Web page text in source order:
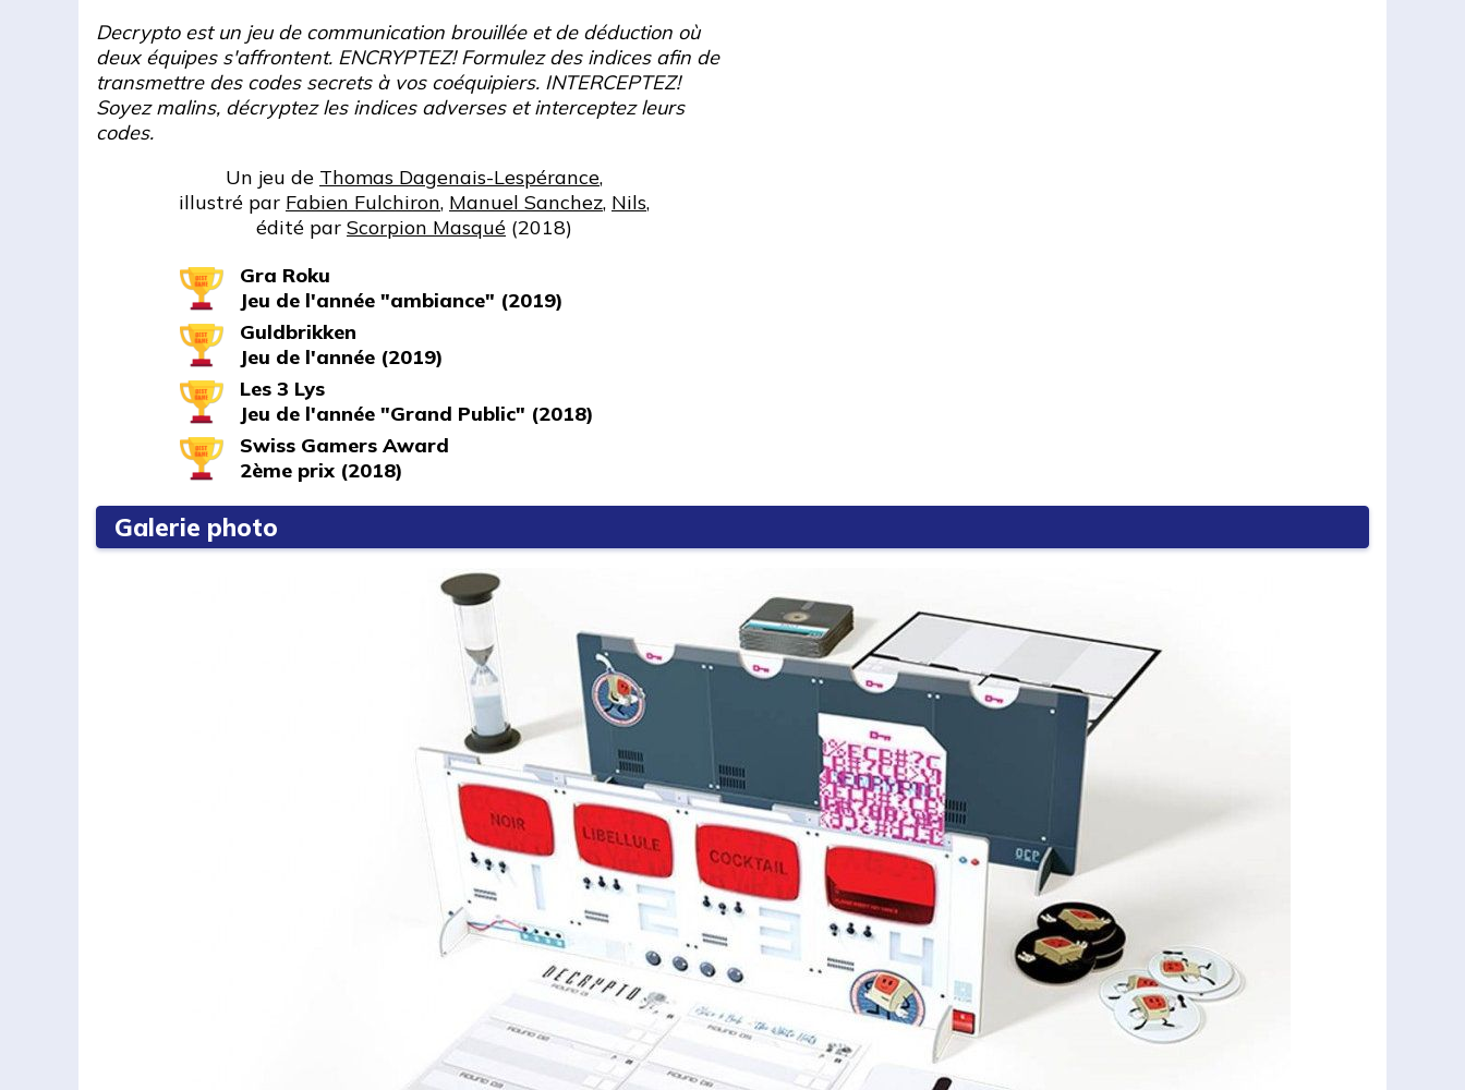
Decrypto est un jeu de communication brouillée et de déduction où
deux équipes s'affrontent. ENCRYPTEZ! Formulez des indices afin de
transmettre des codes secrets à vos coéquipiers. INTERCEPTEZ!
Soyez malins, décryptez les indices adverses et interceptez leurs
codes.
Un jeu de Thomas Dagenais-Lespérance,
illustré par Fabien Fulchiron, Manuel Sanchez, Nils,
édité par Scorpion Masqué (2018)
Gra Roku
Jeu de l'année "ambiance" (2019)
Guldbrikken
Jeu de l'année (2019)
Les 3 Lys
Jeu de l'année "Grand Public" (2018)
Swiss Gamers Award
2ème prix (2018)
Galerie photo